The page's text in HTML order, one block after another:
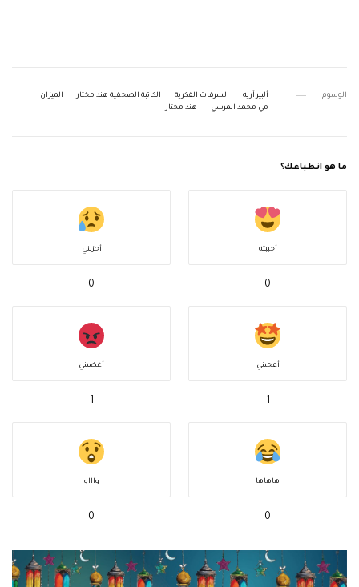
الوسوم ألبير آريه السرقات الفكرية الكاتبة الصحفية هند مختار
الميزان
مي محمد المرسي
هند مختار
ما هو انطباعك؟
أحببته
0
أحزنني
0
أعجبني
1
أغضبني
1
هاهاها
0
واااو
0